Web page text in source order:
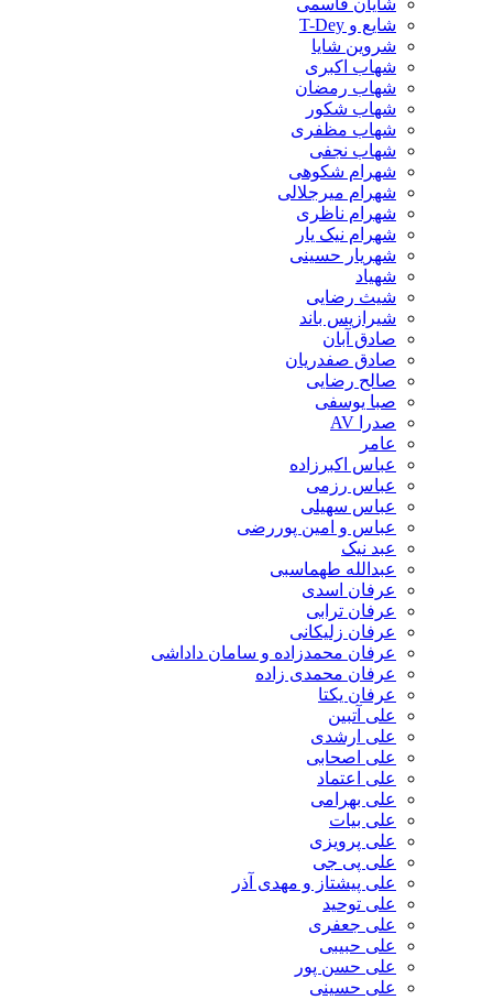
شایان قاسمی
شایع و T-Dey
شروین شایا
شهاب اکبری
شهاب رمضان
شهاب شکور
شهاب مظفری
شهاب نجفی
شهرام شکوهی
شهرام میرجلالی
شهرام ناظری
شهرام نیک یار
شهریار حسینی
شهیاد
شیث رضایی
شیرازیس باند
صادق آبان
صادق صفدریان
صالح رضایی
صبا یوسفی
صدرا AV
عامر
عباس اکبرزاده
عباس رزمی
عباس سهیلی
عباس و امین پوررضی
عبد نیک
عبدالله طهماسبی‎
عرفان اسدی
عرفان ترابی
عرفان زلیکانی
عرفان محمدزاده و سامان داداشی
عرفان محمدی زاده
عرفان یکتا
علی آتبین
علی ارشدی
علی اصحابی
علی اعتماد
علی بهرامی
علی بیات
علی پرویزی
علی پی جی
علی پیشتاز و مهدی آذر
علی توحید
علی جعفری
علی حبیبی
علی حسن پور
علی حسینی